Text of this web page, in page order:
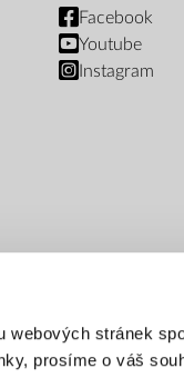
stránek
prosíme o váš
Facebook
Youtube
Instagram